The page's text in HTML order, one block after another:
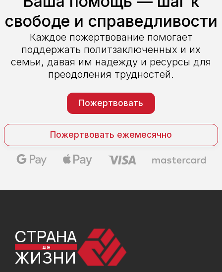
свободе и справедливости
Каждое пожертвование помогает
поддержать политзаключенных и их
семьи, давая им надежду и ресурсы для
преодоления трудностей.
Пожертвовать
Пожертвовать ежемесячно
СТРАНА
ДЛЯ
ЖИЗНИ